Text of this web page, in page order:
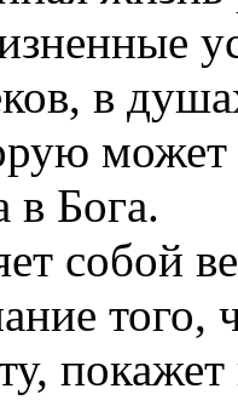
в
в Бога.
собой
того,